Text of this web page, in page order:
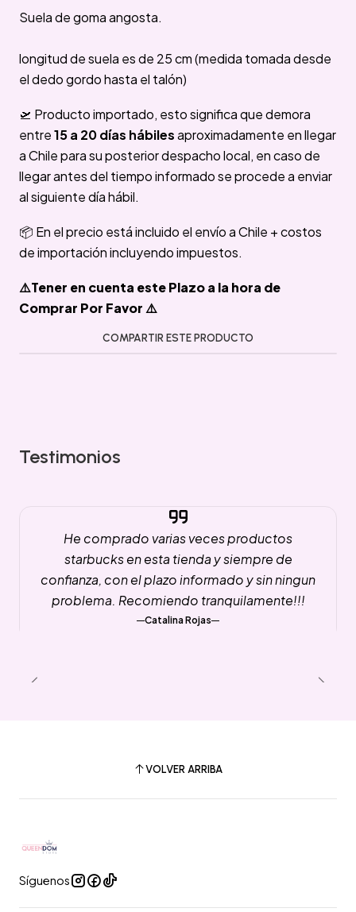
Suela de goma angosta.
longitud de suela es de 25 cm (medida tomada desde
el dedo gordo hasta el talón)
🛫 Producto importado, esto significa que demora
entre15 a 20 días hábilesaproximadamente en llegar
a Chile para su posterior despacho local, en caso de
llegar antes del tiempo informado se procede a enviar
al siguiente día hábil.
📦 En el precio está incluido el envío a Chile + costos
de importación incluyendo impuestos.
⚠️Tener en cuenta este Plazo a la hora de
Comprar Por Favor ⚠️
COMPARTIR ESTE PRODUCTO
Testimonios
He comprado varias veces productos
starbucks en esta tienda y siempre de
confianza, con el plazo informado y sin ningun
problema. Recomiendo tranquilamente!!!
Catalina Rojas
VOLVER ARRIBA
Síguenos